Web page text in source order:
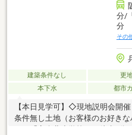
分/
分
その
建築条件なし 更
本下水
都市
【本日見学可】◇現地説明会開
条件無し土地（お客様のお好き
す）「安倉北小学校」が徒歩6分